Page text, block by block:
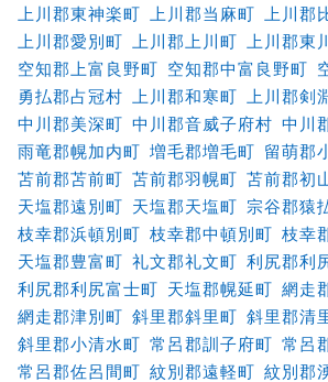
上川郡東神楽町
上川郡当麻町
上川郡
上川郡愛別町
上川郡上川町 上川郡東
空知郡上富良野町 空知郡中富良野町
勇払郡占冠村
上川郡和寒町 上川郡剣
中川郡美深町 中川郡音威子府村 中川
雨竜郡幌加内町 増毛郡増毛町 留萌郡
苫前郡苫前町 苫前郡羽幌町 苫前郡初
天塩郡遠別町 天塩郡天塩町 宗谷郡猿
枝幸郡浜頓別町 枝幸郡中頓別町 枝幸
天塩郡豊富町 礼文郡礼文町 利尻郡利
利尻郡利尻富士町 天塩郡幌延町 網走
網走郡津別町 斜里郡斜里町 斜里郡清
斜里郡小清水町 常呂郡訓子府町 常呂
常呂郡佐呂間町 紋別郡遠軽町 紋別郡